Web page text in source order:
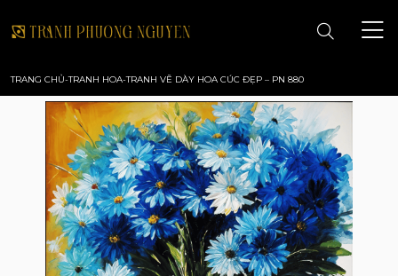
TRANG CHỦ
GIỚI THIỆU
TRANH PHONG CẢNH
TRANH PHONG THỦY
TRANG CHỦ-TRANH HOA-TRANH VẼ DÀY HOA CÚC ĐẸP – PN 880